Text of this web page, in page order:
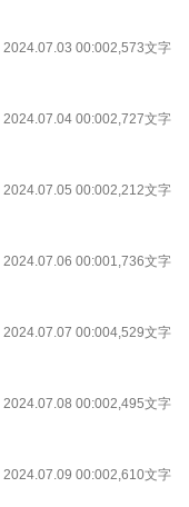
2024.07.03 00:002,573文字
2024.07.04 00:002,727文字
2024.07.05 00:002,212文字
2024.07.06 00:001,736文字
2024.07.07 00:004,529文字
2024.07.08 00:002,495文字
2024.07.09 00:002,610文字